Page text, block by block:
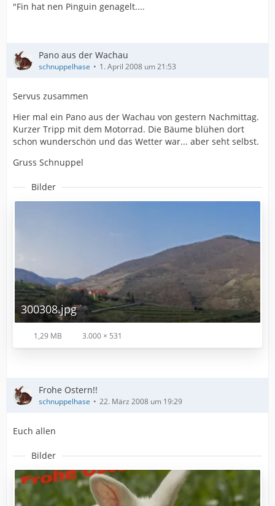
"Fin hat nen Pinguin genagelt....
Pano aus der Wachau
schnuppelhase 1. April 2008 um 21:53
Servus zusammen
Hier mal ein Pano aus der Wachau von gestern Nachmittag.
Kurzer Tripp mit dem Motorrad. Die Bäume blühen dort
schon wunderschön und das Wetter war... aber seht selbst.
Gruss Schnuppel
Bilder
300308.jpg
1,29 MB 3.000 × 531
Frohe Ostern!!
schnuppelhase 22. März 2008 um 19:29
Euch allen
Bilder